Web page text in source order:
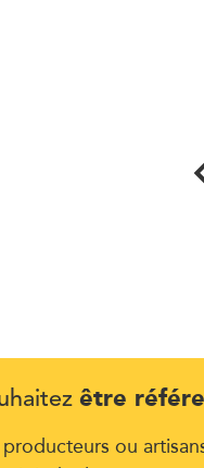
être
ou